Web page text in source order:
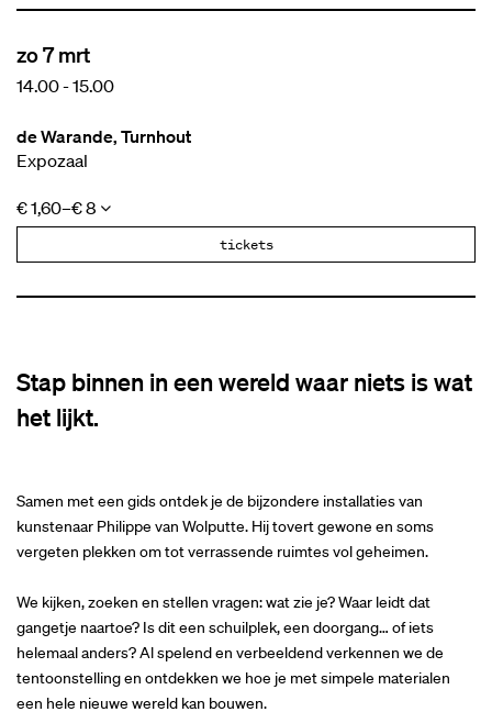
zo 7 mrt
14.00-15.00
de Warande, Turnhout
Expozaal
€ 1,60–€ 8
tickets
Stap binnen in een wereld waar niets is wat
het lijkt.
Samen met een gids ontdek je de bijzondere installaties van
kunstenaar Philippe van Wolputte. Hij tovert gewone en soms
vergeten plekken om tot verrassende ruimtes vol geheimen.
We kijken, zoeken en stellen vragen: wat zie je? Waar leidt dat
gangetje naartoe? Is dit een schuilplek, een doorgang… of iets
helemaal anders? Al spelend en verbeeldend verkennen we de
tentoonstelling en ontdekken we hoe je met simpele materialen
een hele nieuwe wereld kan bouwen.